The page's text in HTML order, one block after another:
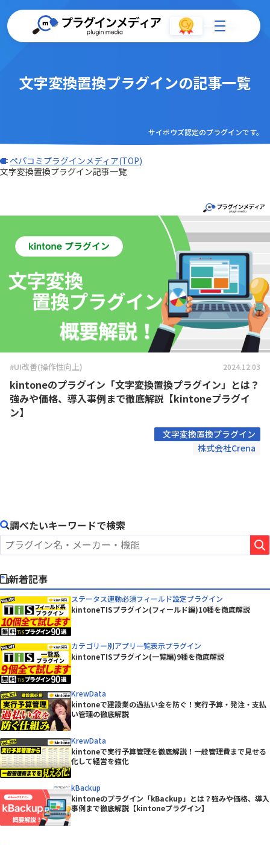
文字変換置換プラグインの記事一覧
サイボウズ認定のプラグインです。
ペパコミプラグインメディア(TOP)
文字変換置換プラグイン記事一覧
#UI改善(操作性向上) 2024.12.03
kintoneのプラグイン「文字変換置換プラグイン」とは？
強みや価格、導入事例まで徹底解説【kintoneプラグイ
ン】
文字変換置換プラグイン
株式会社Crena
調べたいキーワードで検索
新着記事
ステータス連動必須フィールド設定プラグイン
kintoneTISプラグイン(フィールド編)10種を徹底解説
カテゴリー別アプリ一覧表示プラグイン
kintoneTISプラグイン(一覧編)9種を徹底解説
KrewData
kintoneで建設業の過払い金を防ぐ！実行予算・発注・支払
い管理の徹底解説
KrewData
kintoneで実行予算管理を徹底解説！一般管理費まで見せる
化して経営を強化
kBackup
kintoneのプラグイン「kBackup」とは？強みや価格、導入
事例まで徹底解説【kintoneプラグイン】